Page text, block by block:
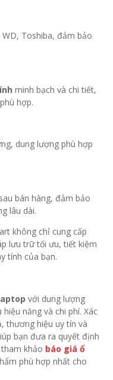
Toshiba, đảm bảo
minh bạch và chi tiết,
hợp.
dung lượng phù hợp
bán hàng, đảm bảo
lâu dài.
không chỉ cung cấp
lưu trữ tối ưu, tiết kiệm
tính của bạn.
với dung lượng
năng và chi phí. Xác
thương hiệu uy tín và
bạn đưa ra quyết định
khảo báo giá ổ
phù hợp nhất cho